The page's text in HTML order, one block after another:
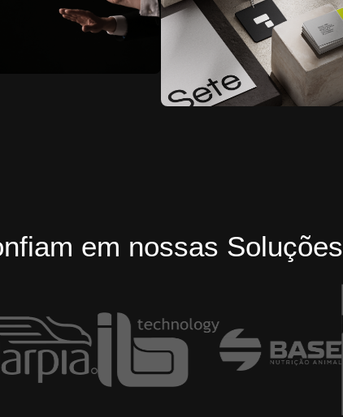
em nossas Soluções